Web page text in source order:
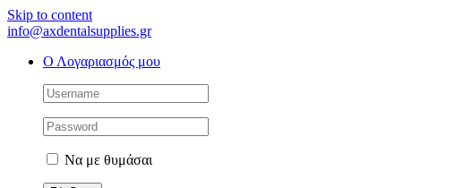
Skip to content
info@axdentalsupplies.gr
Ο Λογαριασμός μου
Να με θυμάσαι